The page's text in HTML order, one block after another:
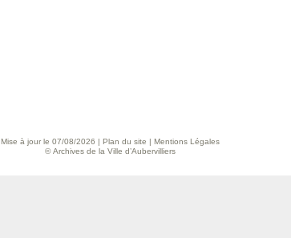
Mise à jour le 07/08/2026 | Plan du site | Mentions Légales
© Archives de la Ville d’Aubervilliers